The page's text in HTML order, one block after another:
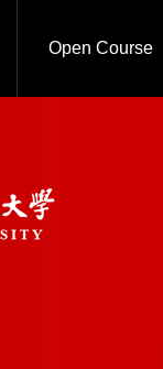
Open Course